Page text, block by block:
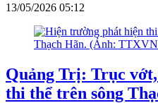
13/05/2026 05:12
Quảng Trị: Trục
thi thể trên sông